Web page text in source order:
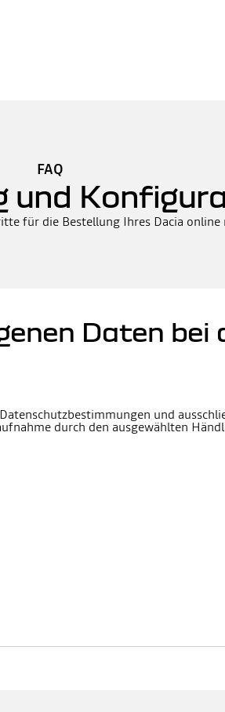
FAQ
und
für die Bestellung Ihres Dacia
Daten bei
und
durch den ausgewählten